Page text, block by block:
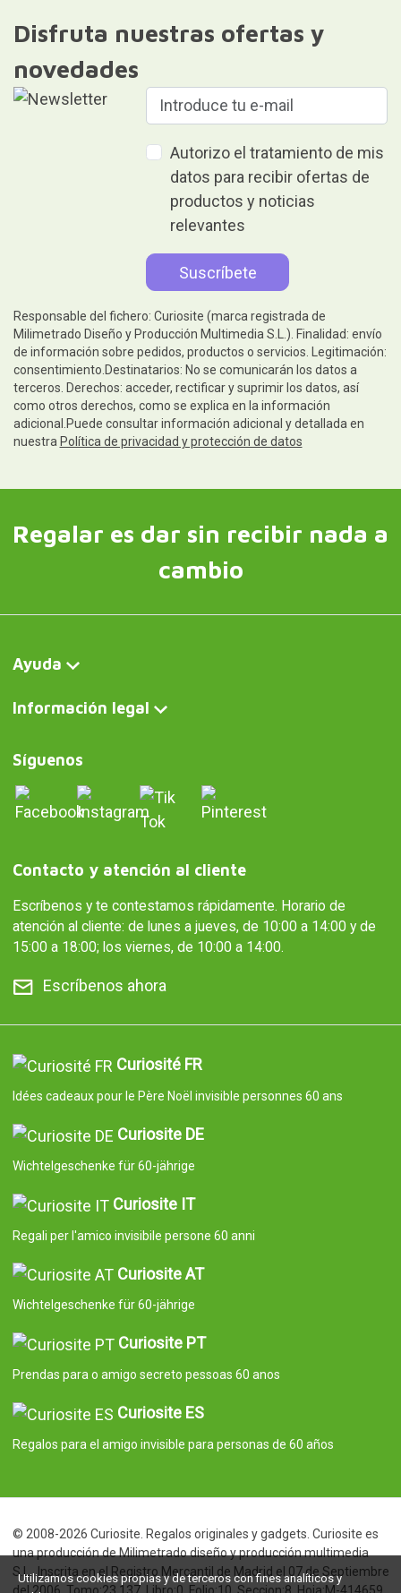
Disfruta nuestras ofertas y
novedades
Autorizo el tratamiento de mis
datos para recibir ofertas de
productos y noticias
relevantes
Responsable del fichero: Curiosite (marca registrada de
Milimetrado Diseño y Producción Multimedia S.L.). Finalidad: envío
de información sobre pedidos, productos o servicios. Legitimación:
consentimiento.Destinatarios: No se comunicarán los datos a
terceros. Derechos: acceder, rectificar y suprimir los datos, así
como otros derechos, como se explica en la información
adicional.Puede consultar información adicional y detallada en
nuestra Política de privacidad y protección de datos
Regalar es dar sin recibir nada a
cambio
Ayuda
Información legal
Síguenos
Contacto y atención al cliente
Escríbenos y te contestamos rápidamente. Horario de
atención al cliente: de lunes a jueves, de 10:00 a 14:00 y de
15:00 a 18:00; los viernes, de 10:00 a 14:00.
Escríbenos ahora
Curiosité FR
Idées cadeaux pour le Père Noël invisible personnes 60 ans
Curiosite DE
Wichtelgeschenke für 60-jährige
Curiosite IT
Regali per l'amico invisibile persone 60 anni
Curiosite AT
Wichtelgeschenke für 60-jährige
Curiosite PT
Prendas para o amigo secreto pessoas 60 anos
Curiosite ES
Regalos para el amigo invisible para personas de 60 años
© 2008-2026 Curiosite. Regalos originales y gadgets. Curiosite es
una producción de Milimetrado diseño y producción multimedia
S.L.. Inscrita en el Registro Mercantil de Madrid el 07 de Septiembre
Utilizamos cookies propias y de terceros con fines analíticos y